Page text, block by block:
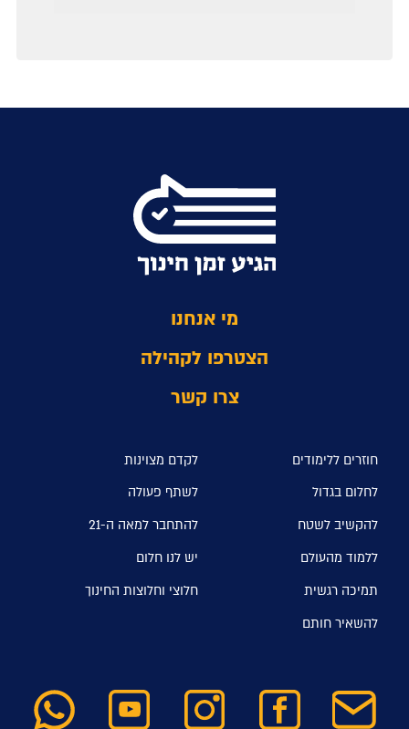
מי אנחנו
הצטרפו לקהילה
צרו קשר
חוזרים ללימודים
לקדם מצוינות
לחלום בגדול
לשתף פעולה
להקשיב לשטח
להתחבר למאה ה-21
ללמוד מהעולם
יש לנו חלום
תמיכה רגשית
חלוצי וחלוצות החינוך
להשאיר חותם